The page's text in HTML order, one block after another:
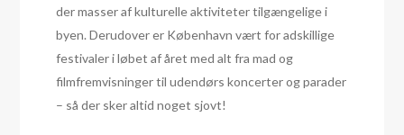
der masser af kulturelle aktiviteter tilgængelige i
byen. Derudover er København vært for adskillige
festivaler i løbet af året med alt fra mad og
filmfremvisninger til udendørs koncerter og parader
– så der sker altid noget sjovt!